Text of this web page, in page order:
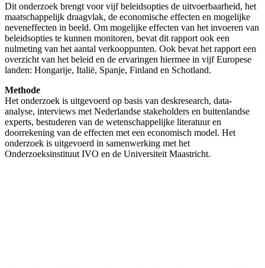
Dit onderzoek brengt voor vijf beleidsopties de uitvoerbaarheid, het
maatschappelijk draagvlak, de economische effecten en mogelijke
neveneffecten in beeld. Om mogelijke effecten van het invoeren van
beleidsopties te kunnen monitoren, bevat dit rapport ook een
nulmeting van het aantal verkooppunten. Ook bevat het rapport een
overzicht van het beleid en de ervaringen hiermee in vijf Europese
landen: Hongarije, Italië, Spanje, Finland en Schotland.
Methode
Het onderzoek is uitgevoerd op basis van deskresearch, data-
analyse, interviews met Nederlandse stakeholders en buitenlandse
experts, bestuderen van de wetenschappelijke literatuur en
doorrekening van de effecten met een economisch model. Het
onderzoek is uitgevoerd in samenwerking met het
Onderzoeksinstituut IVO en de Universiteit Maastricht.